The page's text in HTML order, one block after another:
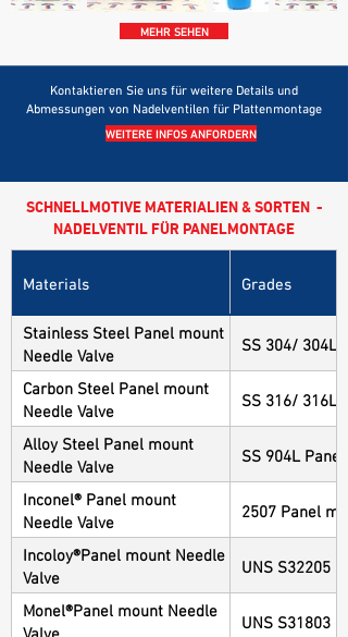
Kontaktieren Sie uns für weitere Details und
Abmessungen von Nadelventilen für Plattenmontage
WEITERE INFOS ANFORDERN
MEHR SEHEN
SCHNELLMOTIVE MATERIALIEN & SORTEN -
NADELVENTIL FÜR PANELMONTAGE
Materials Grades
Stainless Steel Panel mount
Needle Valve
SS 304/ 304L
Carbon Steel Panel mount
Needle Valve
SS 316/ 316L
Alloy Steel Panel mount
Needle Valve
SS 904L
Inconel® Panel mount
Needle Valve
2507 Panel
Incoloy®Panel mount Needle
Valve
UNS S32205
Monel®Panel mount Needle
Valve
UNS S31803